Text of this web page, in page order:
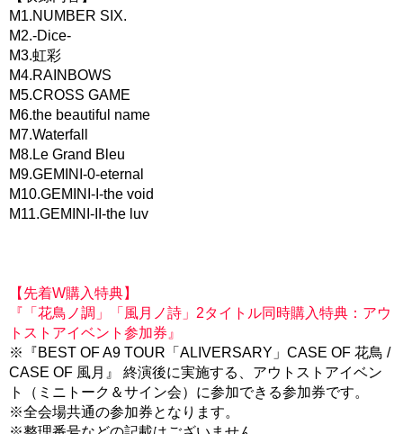
M1.NUMBER SIX.
M2.-Dice-
M3.虹彩
M4.RAINBOWS
M5.CROSS GAME
M6.the beautiful name
M7.Waterfall
M8.Le Grand Bleu
M9.GEMINI-0-eternal
M10.GEMINI-I-the void
M11.GEMINI-II-the luv
【先着W購入特典】
『「花鳥ノ調」「風月ノ詩」2タイトル同時購入特典：アウ
トストアイベント参加券』
※『BEST OF A9 TOUR「ALIVERSARY」CASE OF 花鳥 /
CASE OF 風月』 終演後に実施する、アウトストアイベン
ト（ミニトーク＆サイン会）に参加できる参加券です。
※全会場共通の参加券となります。